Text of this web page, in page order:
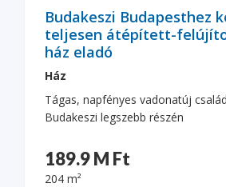
Budakeszi Budapesthez
teljesen átépített-
ház eladó
Ház
Tágas, napfényes vadonatúj
Budakeszi legszebb részén
189.9 M Ft
204 m²